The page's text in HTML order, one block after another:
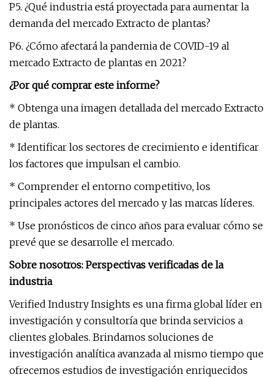
P5. ¿Qué industria está proyectada para aumentar la
demanda del mercado Extracto de plantas?
P6. ¿Cómo afectará la pandemia de COVID-19 al
mercado Extracto de plantas en 2021?
¿Por qué comprar este informe?
* Obtenga una imagen detallada del mercado Extracto
de plantas.
* Identificar los sectores de crecimiento e identificar
los factores que impulsan el cambio.
* Comprender el entorno competitivo, los
principales actores del mercado y las marcas líderes.
* Use pronósticos de cinco años para evaluar cómo se
prevé que se desarrolle el mercado.
Sobre nosotros: Perspectivas verificadas de la
industria
Verified Industry Insights es una firma global líder en
investigación y consultoría que brinda servicios a
clientes globales. Brindamos soluciones de
investigación analítica avanzada al mismo tiempo que
ofrecemos estudios de investigación enriquecidos